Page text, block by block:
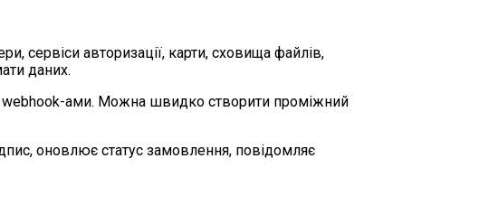
сервіси авторизації, карти, сховища файлів,
даних.
webhook-ами. Можна швидко створити проміжний
оновлює статус замовлення, повідомляє